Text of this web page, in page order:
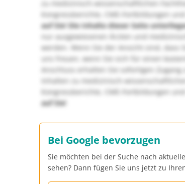
zu medizinisch-wissenschaftlichen
Kongressberichte, CME-Fortbildungen
auf Sie! Die Inhalte dieser Seite
nur ausgewiesenen Ärzten und
werden. Wenn Sie der Ansicht sind, dass
uns freuen, wenn Sie sich für einen
Anschluss erhalten Sie sofortigen
Inhalten zu medizinisch-
Kongressberichte, CME-Fortbildungen
auf Sie!
Bei Google bevorzugen
Sie möchten bei der Suche nach
sehen? Dann fügen Sie uns jetzt zu